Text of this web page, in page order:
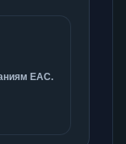
ЕАС.